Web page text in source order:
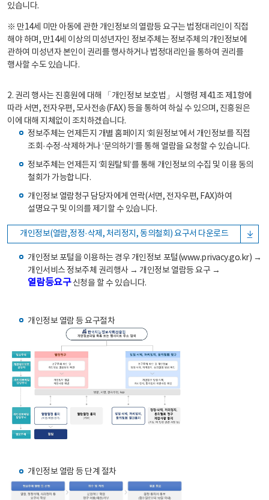
있습니다.
※ 만14세 미만 아동에 관한 개인정보의 열람등 요구는 법정대리인이 직접
해야 하며, 만14세 이상의 미성년자인 정보주체는 정보주체의 개인정보에
관하여 미성년자 본인이 권리를 행사하거나 법정대리인을 통하여 권리를
행사할 수도 있습니다.
2. 권리 행사는 진흥원에 대해 「개인정보 보호법」 시행령 제41조 제1항에
따라 서면, 전자우편, 모사전송(FAX) 등을 통하여 하실 수 있으며, 진흥원은
이에 대해 지체없이 조치하겠습니다.
정보주체는 언제든지 개별 홈페이지 ‘회원정보’에서 개인정보를 직접
조회·수정·삭제하거나 ‘문의하기’를 통해 열람을 요청할 수 있습니다.
정보주체는 언제든지 ‘회원탈퇴’를 통해 개인정보의 수집 및 이용 동의
철회가 가능합니다.
개인정보 열람청구 담당자에게 연락(서면, 전자우편, FAX)하여
설명요구 및 이의를 제기할 수 있습니다.
개인정보(열람,정정·삭제, 처리정지, 동의철회) 요구서 다운로드
개인정보 포털을 이용하는 경우 개인정보 포털(www.privacy.go.kr) →
개인서비스 정보주체 권리행사 → 개인정보 열람등 요구 →
열람등요구신청을 할 수 있습니다.
개인정보 열람 등 요구절차
개인정보 열람 등 단계 절차